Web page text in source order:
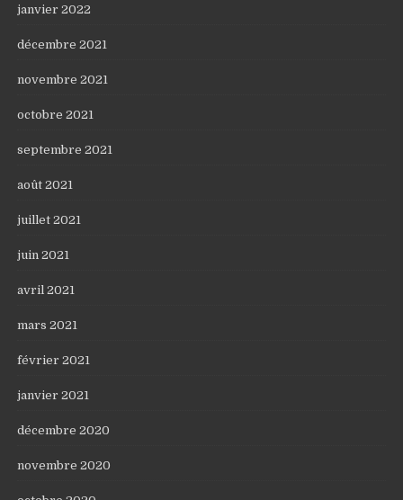
janvier 2022
décembre 2021
novembre 2021
octobre 2021
septembre 2021
août 2021
juillet 2021
juin 2021
avril 2021
mars 2021
février 2021
janvier 2021
décembre 2020
novembre 2020